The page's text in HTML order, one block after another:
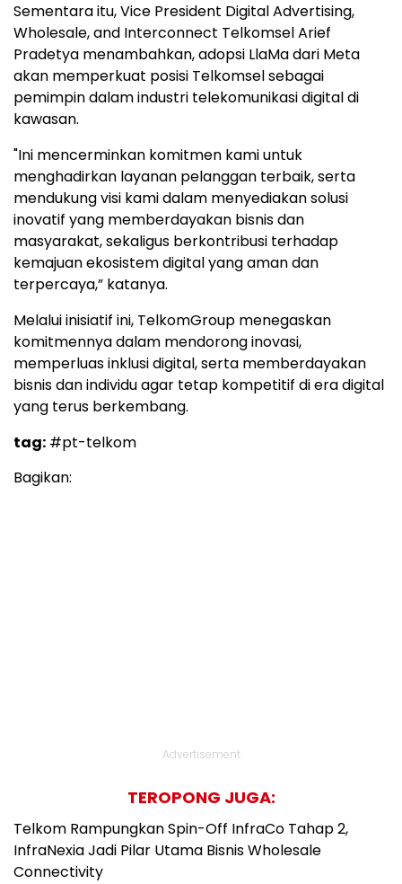
Sementara itu, Vice President Digital Advertising,
Wholesale, and Interconnect Telkomsel Arief
Pradetya menambahkan, adopsi LlaMa dari Meta
akan memperkuat posisi Telkomsel sebagai
pemimpin dalam industri telekomunikasi digital di
kawasan.
"Ini mencerminkan komitmen kami untuk
menghadirkan layanan pelanggan terbaik, serta
mendukung visi kami dalam menyediakan solusi
inovatif yang memberdayakan bisnis dan
masyarakat, sekaligus berkontribusi terhadap
kemajuan ekosistem digital yang aman dan
terpercaya,” katanya.
Melalui inisiatif ini, TelkomGroup menegaskan
komitmennya dalam mendorong inovasi,
memperluas inklusi digital, serta memberdayakan
bisnis dan individu agar tetap kompetitif di era digital
yang terus berkembang.
tag: #pt-telkom
Bagikan:
Advertisement
TEROPONG JUGA:
Telkom Rampungkan Spin-Off InfraCo Tahap 2,
InfraNexia Jadi Pilar Utama Bisnis Wholesale
Connectivity